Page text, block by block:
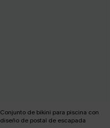
Conjunto de bikini para piscina con
diseño de postal de escapada